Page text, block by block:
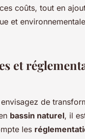
coûts, tout en
et
et
de
bassin naturel, il
les